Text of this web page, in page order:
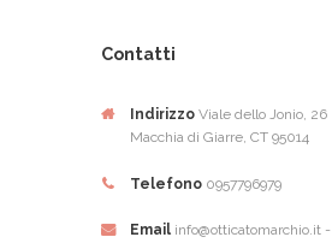
Contatti
Indirizzo Viale dello Jonio, 26
Macchia di Giarre, CT 95014
Telefono 0957796979
Email info@otticatomarchio.it -